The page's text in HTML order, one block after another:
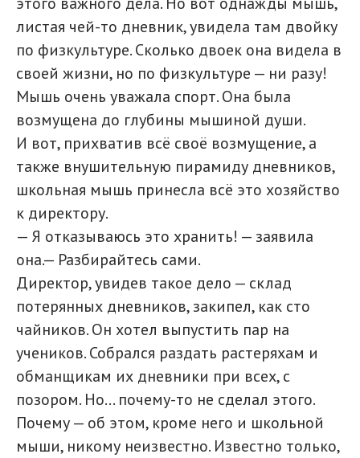
листая чей-то дневник, увидела там двойку
по физкультуре. Сколько двоек она видела в
своей жизни, но по физкультуре — ни разу!
Мышь очень уважала спорт. Она была
возмущена до глубины мышиной души.
И вот, прихватив всё своё возмущение, а
также внушительную пирамиду дневников,
школьная мышь принесла всё это хозяйство
к директору.
— Я отказываюсь это хранить! — заявила
она.— Разбирайтесь сами.
Директор, увидев такое дело — склад
потерянных дневников, закипел, как сто
чайников. Он хотел выпустить пар на
учеников. Собрался раздать растеряхам и
обманщикам их дневники при всех, с
позором. Но… почему-то не сделал этого.
Почему — об этом, кроме него и школьной
мыши, никому неизвестно. Известно только,